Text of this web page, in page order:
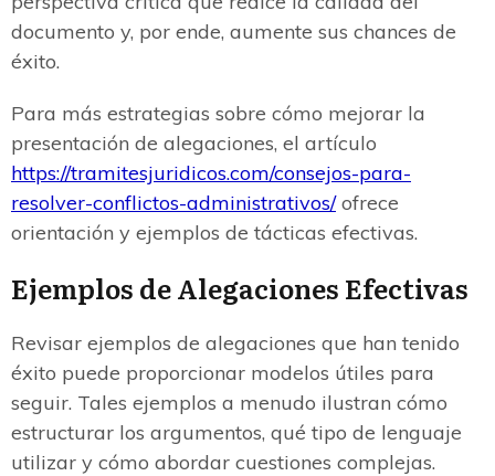
documento y, por ende, aumente sus chances de
éxito.
Para más estrategias sobre cómo mejorar la
presentación de alegaciones, el artículo
https://tramitesjuridicos.com/consejos-para-
resolver-conflictos-administrativos/ofrece
orientación y ejemplos de tácticas efectivas.
Ejemplos de Alegaciones Efectivas
Revisar ejemplos de alegaciones que han tenido
éxito puede proporcionar modelos útiles para
seguir. Tales ejemplos a menudo ilustran cómo
estructurar los argumentos, qué tipo de lenguaje
utilizar y cómo abordar cuestiones complejas.